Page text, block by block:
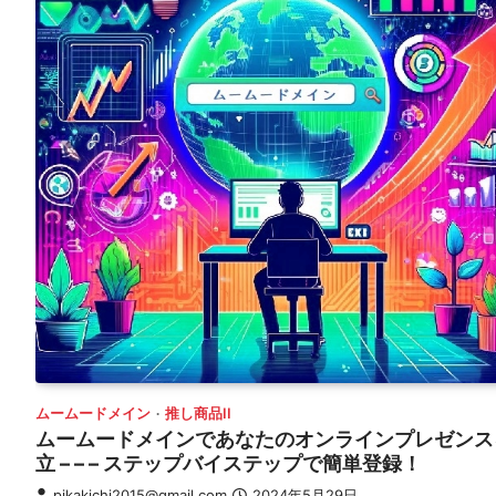
ムームードメイン 推し商品II
ムームードメインであなたのオンラインプレゼン
立 – – – ステップバイステップで簡単登録！